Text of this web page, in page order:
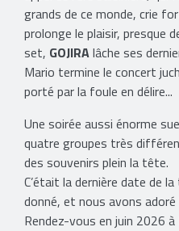
grands de ce monde, crie
prolonge le plaisir, presque
set, GOJIRAlâche ses
Mario termine le concert
porté par la foule en délire...
Une soirée aussi énorme
quatre groupes très
des souvenirs plein la tête.
C’était la dernière date de
donné, et nous avons adoré
Rendez-vous en juin 2026 à